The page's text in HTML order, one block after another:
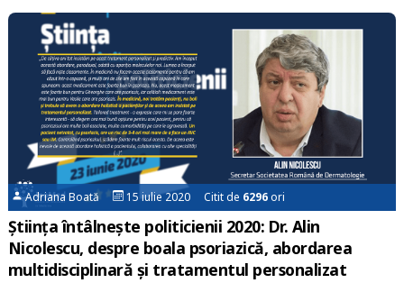
Adriana Boată 15 iulie 2020 Citit de 6296ori
Știința întâlnește politicienii 2020: Dr. Alin
Nicolescu, despre boala psoriazică, abordarea
multidisciplinară și tratamentul personalizat